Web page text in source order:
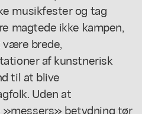
musikfester og tag
magtede ikke kampen,
være brede,
af kunstnerisk
til at blive
Uden at
»messers» betydning tør